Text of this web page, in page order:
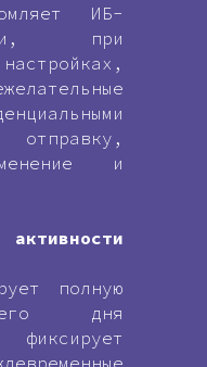
ИБ-
и, при
и
полную
дня